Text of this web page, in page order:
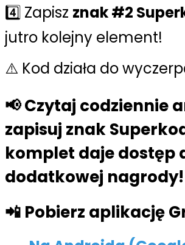
4️⃣ Zapisz znak #2
jutro kolejny element!
⚠️ Kod działa do
📢 Czytaj codziennie
zapisuj znak
komplet daje dostęp
dodatkowej nagrody!
📲 Pobierz aplikację